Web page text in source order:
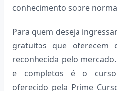
conhecimento sobre
Para quem deseja
gratuitos que oferecem
reconhecida pelo
e completos é o
oferecido pela Prime